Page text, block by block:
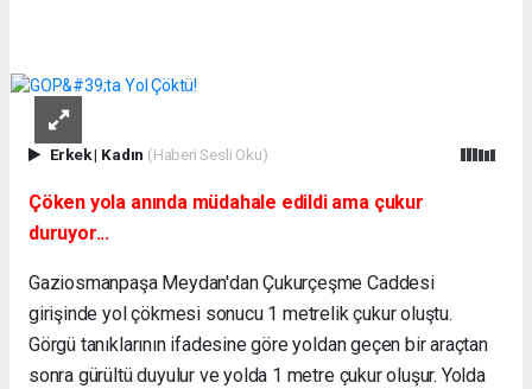
Erkek| Kadın (Haberi Sesli Oku)
Çöken yola anında müdahale edildi ama çukur
duruyor...
Gaziosmanpaşa Meydan'dan Çukurçeşme Caddesi
girişinde yol çökmesi sonucu 1 metrelik çukur oluştu.
Görgü tanıklarının ifadesine göre yoldan geçen bir araçtan
sonra gürültü duyulur ve yolda 1 metre çukur oluşur. Yolda